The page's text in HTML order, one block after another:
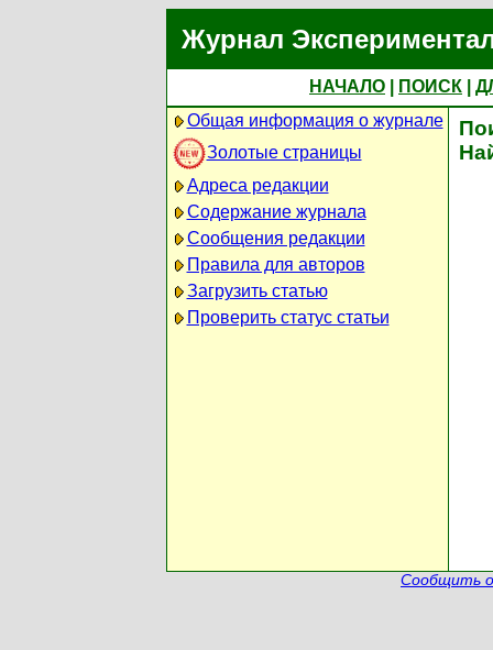
Журнал
НАЧАЛО ПОИСК
Общая информация о журнале
Золотые страницы
Адреса редакции
Содержание журнала
Сообщения редакции
Правила для авторов
Загрузить статью
Проверить статус статьи
Сообщить о